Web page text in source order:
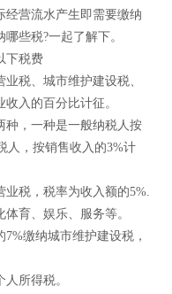
经营流水产生即需要缴纳
些税?一起了解下。
下税费
税、城市维护建设税、
入的百分比计征。
，一种是一般纳税人按
人，按销售收入的3%计
税，税率为收入额的5%.
育、娱乐、服务等。
缴纳城市维护建设税，
所得税。